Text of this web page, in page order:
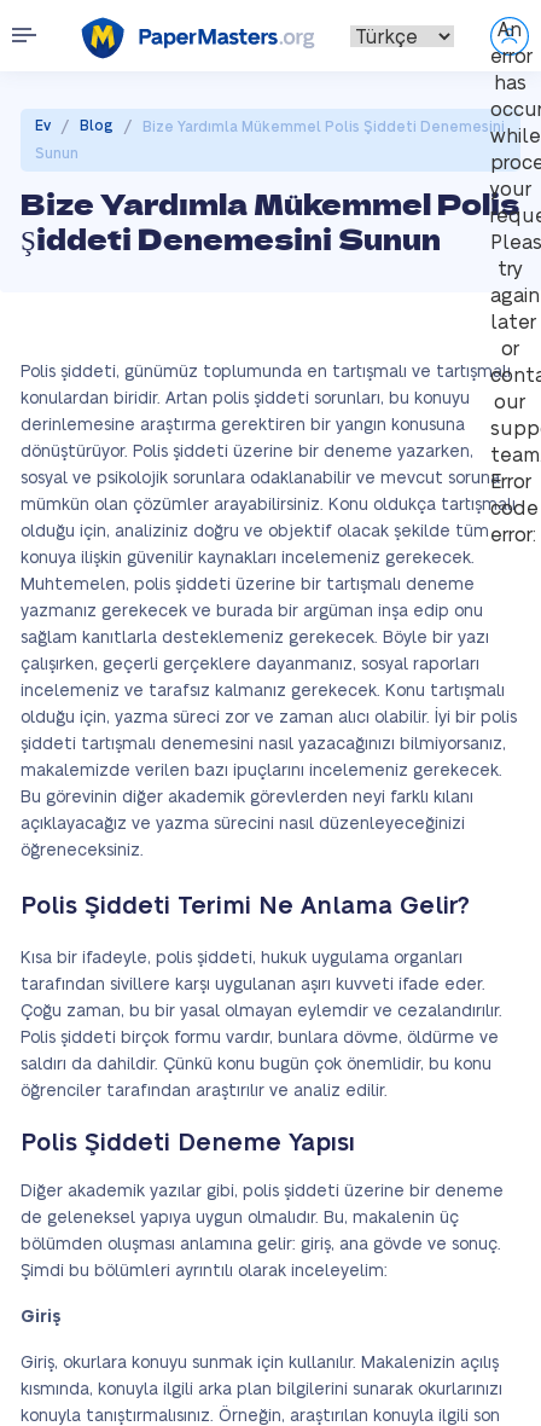
An
error
has
while
your
try
again
later
or
our
Error
code
error:
Ev / Blog /
Bize Yardımla Mükemmel Polis Şiddeti Denemesini
Sunun
Bize Yardımla Mükemmel Polis
Şiddeti Denemesini Sunun
Polis şiddeti, günümüz toplumunda en tartışmalı ve tartışmalı
konulardan biridir. Artan polis şiddeti sorunları, bu konuyu
derinlemesine araştırma gerektiren bir yangın konusuna
dönüştürüyor. Polis şiddeti üzerine bir deneme yazarken,
sosyal ve psikolojik sorunlara odaklanabilir ve mevcut soruna
mümkün olan çözümler arayabilirsiniz. Konu oldukça tartışmalı
olduğu için, analiziniz doğru ve objektif olacak şekilde tüm
konuya ilişkin güvenilir kaynakları incelemeniz gerekecek.
Muhtemelen, polis şiddeti üzerine bir tartışmalı deneme
yazmanız gerekecek ve burada bir argüman inşa edip onu
sağlam kanıtlarla desteklemeniz gerekecek. Böyle bir yazı
çalışırken, geçerli gerçeklere dayanmanız, sosyal raporları
incelemeniz ve tarafsız kalmanız gerekecek. Konu tartışmalı
olduğu için, yazma süreci zor ve zaman alıcı olabilir. İyi bir polis
şiddeti tartışmalı denemesini nasıl yazacağınızı bilmiyorsanız,
makalemizde verilen bazı ipuçlarını incelemeniz gerekecek.
Bu görevinin diğer akademik görevlerden neyi farklı kılanı
açıklayacağız ve yazma sürecini nasıl düzenleyeceğinizi
öğreneceksiniz.
Polis Şiddeti Terimi Ne Anlama Gelir?
Kısa bir ifadeyle, polis şiddeti, hukuk uygulama organları
tarafından sivillere karşı uygulanan aşırı kuvveti ifade eder.
Çoğu zaman, bu bir yasal olmayan eylemdir ve cezalandırılır.
Polis şiddeti birçok formu vardır, bunlara dövme, öldürme ve
saldırı da dahildir. Çünkü konu bugün çok önemlidir, bu konu
öğrenciler tarafından araştırılır ve analiz edilir.
Polis Şiddeti Deneme Yapısı
Diğer akademik yazılar gibi, polis şiddeti üzerine bir deneme
de geleneksel yapıya uygun olmalıdır. Bu, makalenin üç
bölümden oluşması anlamına gelir: giriş, ana gövde ve sonuç.
Şimdi bu bölümleri ayrıntılı olarak inceleyelim:
Giriş
Giriş, okurlara konuyu sunmak için kullanılır. Makalenizin açılış
kısmında, konuyla ilgili arka plan bilgilerini sunarak okurlarınızı
konuyla tanıştırmalısınız. Örneğin, araştırılan konuyla ilgili son